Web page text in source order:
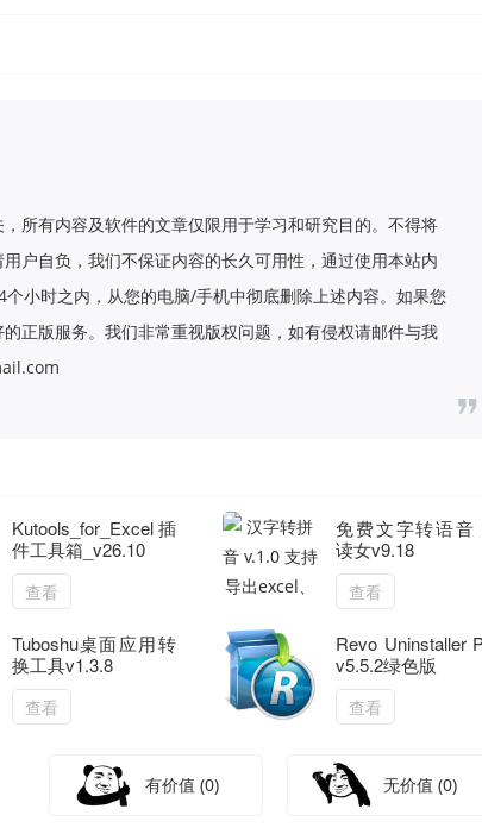
所有内容及软件的文章仅限用于学习和研究目的。不得将
户自负，我们不保证内容的长久可用性，通过使用本站内
小时之内，从您的电脑/手机中彻底删除上述内容。如果您
正版服务。我们非常重视版权问题，如有侵权请邮件与我
Kutools_for_Excel插
件工具箱_v26.10
查看
免费文字转语音
读女v9.18
查看
Tuboshu桌面应用转
换工具v1.3.8
查看
Revo Uninstaller
v5.5.2绿色版
查看
有价值(0) 无价值(0)